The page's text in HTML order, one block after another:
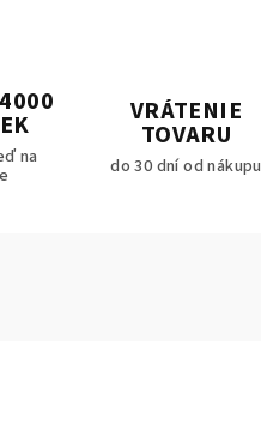
na
VRÁTENIE
TOVARU
do 30 dní od nákupu